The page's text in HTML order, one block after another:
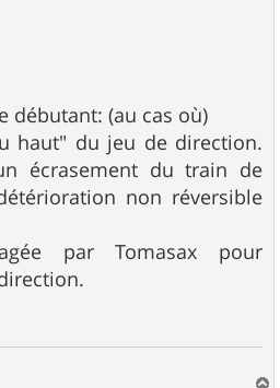
débutant: (au cas où)
haut" du jeu de direction.
écrasement du train de
non réversible
par Tomasax pour